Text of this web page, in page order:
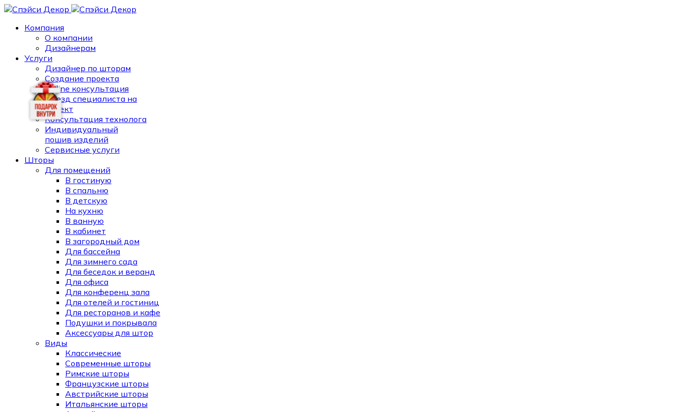
Компания
О компании
Дизайнерам
Услуги
Дизайнер по шторам
Создание проекта
Online консультация
Выезд специалиста на
объект
Консультация технолога
Индивидуальный
пошив изделий
Сервисные услуги
Шторы
Для помещений
В гостиную
В спальню
В детскую
На кухню
В ванную
В кабинет
В загородный дом
Для бассейна
Для зимнего сада
Для беседок и веранд
Для офиса
Для конференц зала
Для отелей и гостиниц
Для ресторанов и кафе
Подушки и покрывала
Аксессуары для штор
Виды
Классические
Современные шторы
Римские шторы
Французские шторы
Австрийские шторы
Итальянские шторы